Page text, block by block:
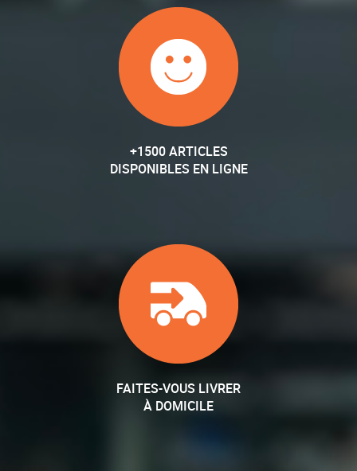
+1500 ARTICLES
DISPONIBLES EN LIGNE
FAITES-VOUS LIVRER
À DOMICILE